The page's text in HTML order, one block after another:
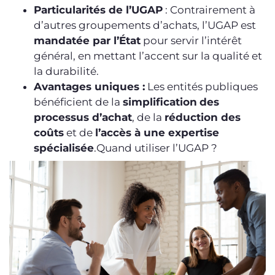
Particularités de l’UGAP : Contrairement à
d’autres groupements d’achats, l’UGAP est
mandatée par l’État pour servir l’intérêt
général, en mettant l’accent sur la qualité et
la durabilité.
Avantages uniques : Les entités publiques
bénéficient de la simplification des
processus d’achat, de la réduction des
coûts et de l’accès à une expertise
spécialisée.Quand utiliser l’UGAP ?